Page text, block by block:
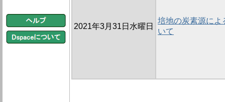
2021年3月31日水曜日
培地の炭素源によ
いて